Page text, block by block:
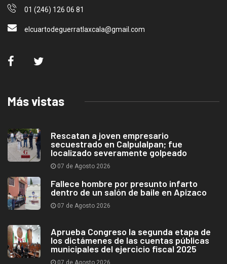
01 (246) 126 06 81
elcuartodeguerratlaxcala@gmail.com
Más vistas
Rescatan a joven empresario
secuestrado en Calpulalpan; fue
localizado severamente golpeado
07 de Agosto 2026
Fallece hombre por presunto infarto
dentro de un salón de baile en Apizaco
07 de Agosto 2026
Aprueba Congreso la segunda etapa de
los dictámenes de las cuentas públicas
municipales del ejercicio fiscal 2025